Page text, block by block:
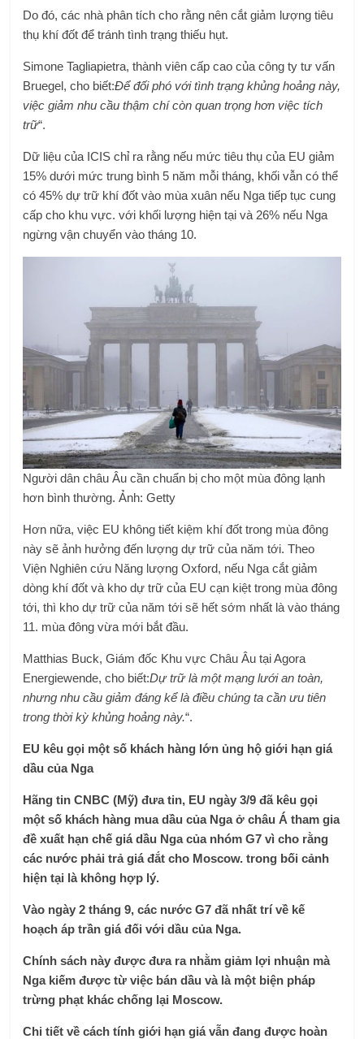
Do đó, các nhà phân tích cho rằng nên cắt giảm lượng tiêu
thụ khí đốt để tránh tình trạng thiếu hụt.
Simone Tagliapietra, thành viên cấp cao của công ty tư vấn
Bruegel, cho biết:Để đối phó với tình trạng khủng hoảng này,
việc giảm nhu cầu thậm chí còn quan trọng hơn việc tích
trữ“.
Dữ liệu của ICIS chỉ ra rằng nếu mức tiêu thụ của EU giảm
15% dưới mức trung bình 5 năm mỗi tháng, khối vẫn có thể
có 45% dự trữ khí đốt vào mùa xuân nếu Nga tiếp tục cung
cấp cho khu vực. với khối lượng hiện tại và 26% nếu Nga
ngừng vận chuyển vào tháng 10.
Người dân châu Âu cần chuẩn bị cho một mùa đông lạnh
hơn bình thường. Ảnh: Getty
Hơn nữa, việc EU không tiết kiệm khí đốt trong mùa đông
này sẽ ảnh hưởng đến lượng dự trữ của năm tới. Theo
Viện Nghiên cứu Năng lượng Oxford, nếu Nga cắt giảm
dòng khí đốt và kho dự trữ của EU cạn kiệt trong mùa đông
tới, thì kho dự trữ của năm tới sẽ hết sớm nhất là vào tháng
11. mùa đông vừa mới bắt đầu.
Matthias Buck, Giám đốc Khu vực Châu Âu tại Agora
Energiewende, cho biết:Dự trữ là một mạng lưới an toàn,
nhưng nhu cầu giảm đáng kể là điều chúng ta cần ưu tiên
trong thời kỳ khủng hoảng này.“.
EU kêu gọi một số khách hàng lớn ủng hộ giới hạn giá
dầu của Nga
Hãng tin CNBC (Mỹ) đưa tin, EU ngày 3/9 đã kêu gọi
một số khách hàng mua dầu của Nga ở châu Á tham gia
đề xuất hạn chế giá dầu Nga của nhóm G7 vì cho rằng
các nước phải trả giá đắt cho Moscow. trong bối cảnh
hiện tại là không hợp lý.
Vào ngày 2 tháng 9, các nước G7 đã nhất trí về kế
hoạch áp trần giá đối với dầu của Nga.
Chính sách này được đưa ra nhằm giảm lợi nhuận mà
Nga kiếm được từ việc bán dầu và là một biện pháp
trừng phạt khác chống lại Moscow.
Chi tiết về cách tính giới hạn giá vẫn đang được hoàn